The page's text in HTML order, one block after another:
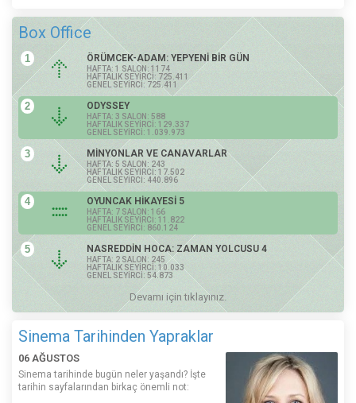
Box Office
1 ÖRÜMCEK-ADAM: YEPYENİ BİR GÜN
HAFTA: 1 SALON: 1174
HAFTALIK SEYİRCİ: 725.411
GENEL SEYİRCİ: 725.411
2 ODYSSEY
HAFTA: 3 SALON: 588
HAFTALIK SEYİRCİ: 129.337
GENEL SEYİRCİ: 1.039.973
3 MİNYONLAR VE CANAVARLAR
HAFTA: 5 SALON: 243
HAFTALIK SEYİRCİ: 17.502
GENEL SEYİRCİ: 440.896
4 OYUNCAK HİKAYESİ 5
HAFTA: 7 SALON: 166
HAFTALIK SEYİRCİ: 11.822
GENEL SEYİRCİ: 860.124
5 NASREDDİN HOCA: ZAMAN YOLCUSU 4
HAFTA: 2 SALON: 245
HAFTALIK SEYİRCİ: 10.033
GENEL SEYİRCİ: 54.873
Devamı için tıklayınız.
Sinema Tarihinden Yapraklar
06 AĞUSTOS
Sinema tarihinde bugün neler yaşandı? İşte
tarihin sayfalarından birkaç önemli not: